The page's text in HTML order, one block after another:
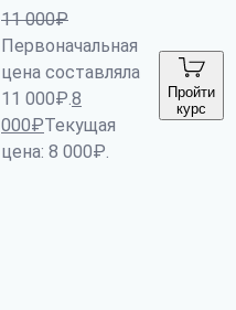
11 000₽
Первоначальная
цена составляла
11 000₽.8
000₽Текущая
цена: 8 000₽.
Пройти
курс